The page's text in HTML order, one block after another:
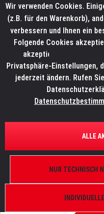
ÜBERSICHT
MPAERO minAERO 400
Wir verwenden Cookies.
(z.B. für den Warenkorb),
verbessern und Ihnen ein
Folgende Cookies
akzeptieren. Weitere
Privatsphäre-Einstellungen,
jederzeit ändern. Rufen
NUR TECHNISCH
ALLE